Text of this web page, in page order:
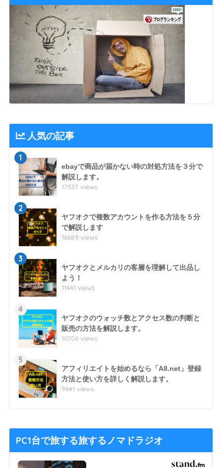
人気の記事
1
ebayで商品が届かない時の対処方法を３分で
解説します。
17537 views
2
ヤフオクで複数アカウントを作る方法を５分
で解説します
16689 views
3
ヤフオクとメルカリの客層を理解して出品し
よう！
11441 views
4
ヤフオクのウォッチ数とアクセス数の判断と
販売の方法を解説します。
10706 views
5
アフィリエイトを始めるなら「A8.net」登録
方法と使い方を詳しく解説します。
9641 views
PC1台で旅する旅するノマドラジオ